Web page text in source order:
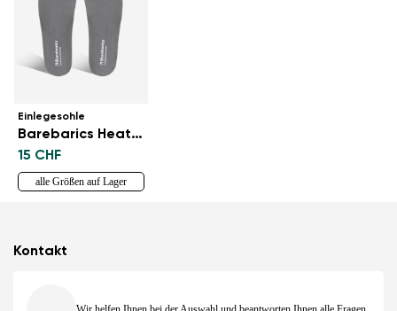
Einlegesohle
Barebarics HeatForm
15 CHF
alle Größen auf Lager
Kontakt